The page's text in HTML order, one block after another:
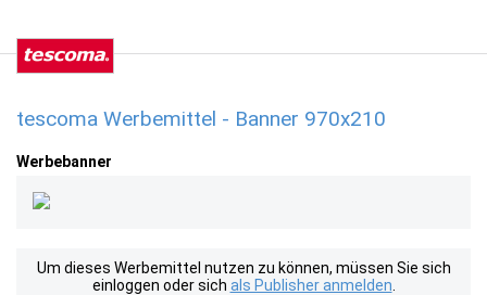
tescoma Werbemittel - Banner 970x210
Werbebanner
Um dieses Werbemittel nutzen zu können, müssen Sie sich
einloggen oder sich als Publisher anmelden